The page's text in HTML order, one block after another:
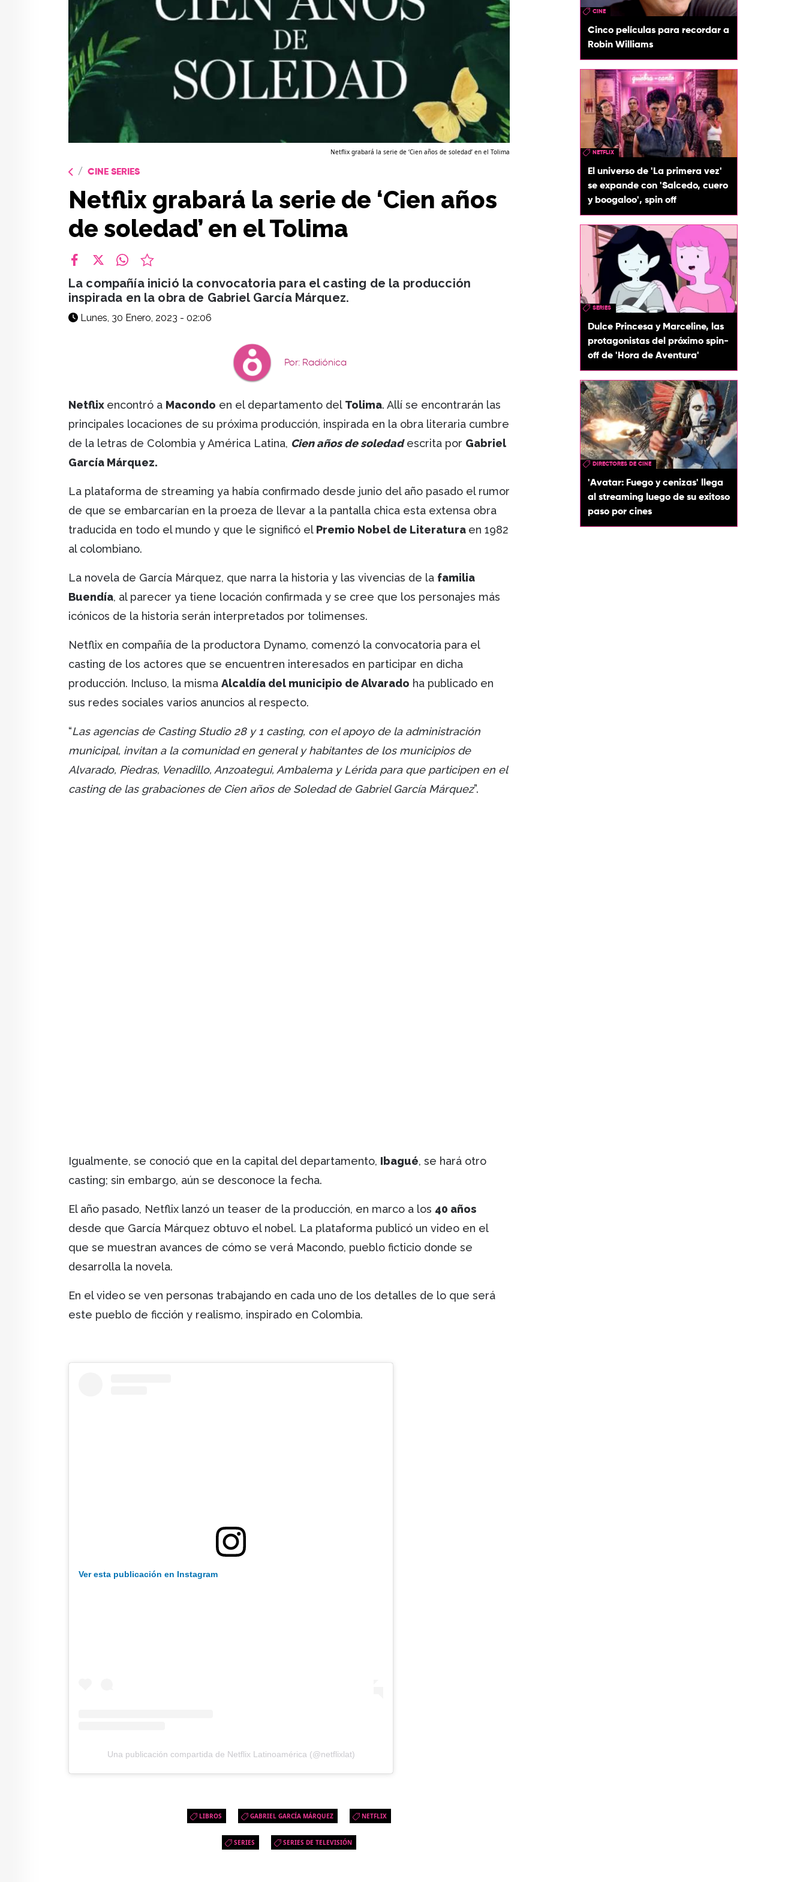
Netflix grabará la serie de ‘Cien años de soledad’ en el Tolima
CINE SERIES
Netflix grabará la serie de ‘Cien años
de soledad’ en el Tolima
La compañía inició la convocatoria para el casting de la producción
inspirada en la obra de Gabriel García Márquez.
Lunes, 30 Enero, 2023 - 02:06
Por: Radiónica
Netflix encontró a Macondo en el departamento del Tolima. Allí se encontrarán las
principales locaciones de su próxima producción, inspirada en la obra literaria cumbre
de la letras de Colombia y América Latina, Cien años de soledadescrita por Gabriel
García Márquez.
La plataforma de streaming ya había confirmado desde junio del año pasado el rumor
de que se embarcarían en la proeza de llevar a la pantalla chica esta extensa obra
traducida en todo el mundo y que le significó el Premio Nobel de Literatura en 1982
al colombiano.
La novela de García Márquez, que narra la historia y las vivencias de la familia
Buendía, al parecer ya tiene locación confirmada y se cree que los personajes más
icónicos de la historia serán interpretados por tolimenses.
Netflix en compañía de la productora Dynamo, comenzó la convocatoria para el
casting de los actores que se encuentren interesados en participar en dicha
producción. Incluso, la misma Alcaldía del municipio de Alvarado ha publicado en
sus redes sociales varios anuncios al respecto.
“Las agencias de Casting Studio 28 y 1 casting, con el apoyo de la administración
municipal, invitan a la comunidad en general y habitantes de los municipios de
Alvarado, Piedras, Venadillo, Anzoategui, Ambalema y Lérida para que participen en el
casting de las grabaciones de Cien años de Soledad de Gabriel García Márquez”.
Igualmente, se conoció que en la capital del departamento, Ibagué, se hará otro
casting; sin embargo, aún se desconoce la fecha.
El año pasado, Netflix lanzó un teaser de la producción, en marco a los 40 años
desde que García Márquez obtuvo el nobel. La plataforma publicó un video en el
que se muestran avances de cómo se verá Macondo, pueblo ficticio donde se
desarrolla la novela.
En el video se ven personas trabajando en cada uno de los detalles de lo que será
este pueblo de ficción y realismo, inspirado en Colombia.
Ver esta publicación en Instagram
Una publicación compartida de Netflix Latinoamérica (@netflixlat)
LIBROS GABRIEL GARCÍA MÁRQUEZ NETFLIX
SERIES SERIES DE TELEVISIÓN
CINE
Cinco películas para recordar a
Robin Williams
NETFLIX
El universo de 'La primera vez'
se expande con 'Salcedo, cuero
y boogaloo', spin off
SERIES
Dulce Princesa y Marceline, las
protagonistas del próximo spin-
off de 'Hora de Aventura'
DIRECTORES DE CINE
'Avatar: Fuego y cenizas' llega
al streaming luego de su exitoso
paso por cines